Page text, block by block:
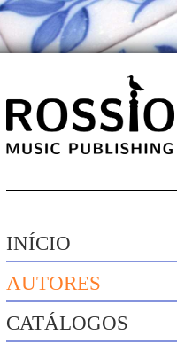
INÍCIO
AUTORES
CATÁLOGOS